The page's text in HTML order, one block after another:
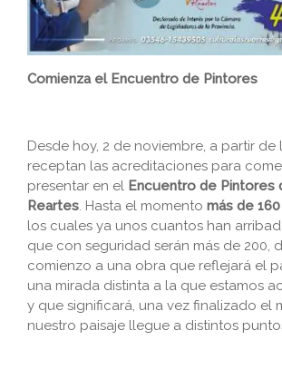
Comienza el Encuentro de Pintores
Desde hoy, 2 de noviembre, a partir de
receptan las acreditaciones para
presentar en el Encuentro de Pintores
Reartes. Hasta el momento más de
los cuales ya unos cuantos han
que con seguridad serán más de 200,
comienzo a una obra que reflejará el
una mirada distinta a la que estamos
y que significará, una vez finalizado el
nuestro paisaje llegue a distintos